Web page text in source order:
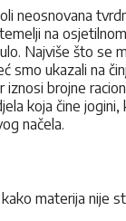
na
Najviše što
ukazali na
brojne
koja čine
načela.
materija nije